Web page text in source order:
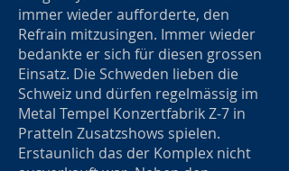
immer wieder aufforderte, den
Refrain mitzusingen. Immer wieder
bedankte er sich für diesen grossen
Einsatz. Die Schweden lieben die
Schweiz und dürfen regelmässig im
Metal Tempel Konzertfabrik Z-7 in
Pratteln Zusatzshows spielen.
Erstaunlich das der Komplex nicht